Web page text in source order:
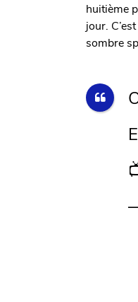
huitième
jour.
sombre